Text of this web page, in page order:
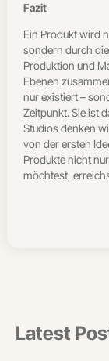
Fazit
Ein Produkt wird
sondern durch
Produktion und
Ebenen
nur existiert –
Zeitpunkt.Sie ist
Studios denken
von der ersten
Produkte nicht
möchtest,
Latest